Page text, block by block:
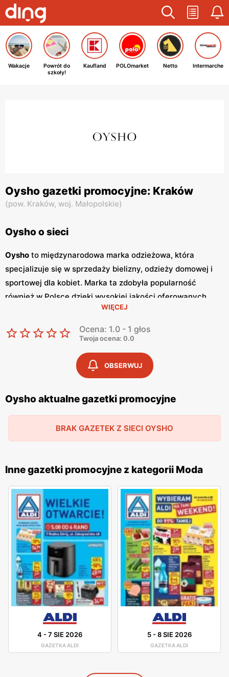
Wakacje
Powrót do
szkoły!
Kaufland POLOmarket Netto Intermarche
Oysho gazetki promocyjne: Kraków
(pow. Kraków, woj. Małopolskie)
Oysho o sieci
Oysho to międzynarodowa marka odzieżowa, która
specjalizuje się w sprzedaży bielizny, odzieży domowej i
sportowej dla kobiet. Marka ta zdobyła popularność
również w Polsce dzięki wysokiej jakości oferowanych
produktów oraz atrakcyjnympromocjom
oferują szeroki wybór bielizny, piżam, odzieży sportowej
oraz akcesoriów, które łączą w sobie nowoczesny design i
komfort noszenia. Regularnie pojawiają się atrakcyjne
oraz sezonowe wyprzedaże, które pozwalają na
zakup modnych ubrań w korzystnych cenach.
wydaje również
gazetki promocyjne
, które ukazują się co
kilka tygodni, informując o najnowszych kolekcjach oraz
bieżąco z nowościami i korzystać z wyjątkowych okazji.
dostępnymi dla szerokiego grona klientów. Marka ta
kładzie duży nacisk na jakość i zrównoważony rozwój,
oferując odzież wykonaną z ekologicznych materiałów
oraz wytwarzaną w sposób przyjazny dla środowiska.
Profesjonalna obsługa oraz szeroki wybór rozmiarów i
fasonów sprawiają, żeOysho
jest miejscem, gdzie każda
kobieta znajdzie coś dla siebie. Marka ta cieszy się dużym
uznaniem wśród klientek, które doceniają połączenie
elegancji, komfortu i przystępnych cen.
WIĘCEJ
Ocena: 1.0 - 1 głos
Twoja ocena: 0.0
OBSERWUJ
Oysho aktualne gazetki promocyjne
BRAK GAZETEK Z SIECI OYSHO
Inne gazetki promocyjne z kategorii Moda
4 -7 SIE 2026
GAZETKA ALDI
5-8 SIE 2026
GAZETKA ALDI